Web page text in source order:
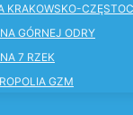
KRAKOWSKO-
GÓRNEJ ODRY
7 RZEK
GZM